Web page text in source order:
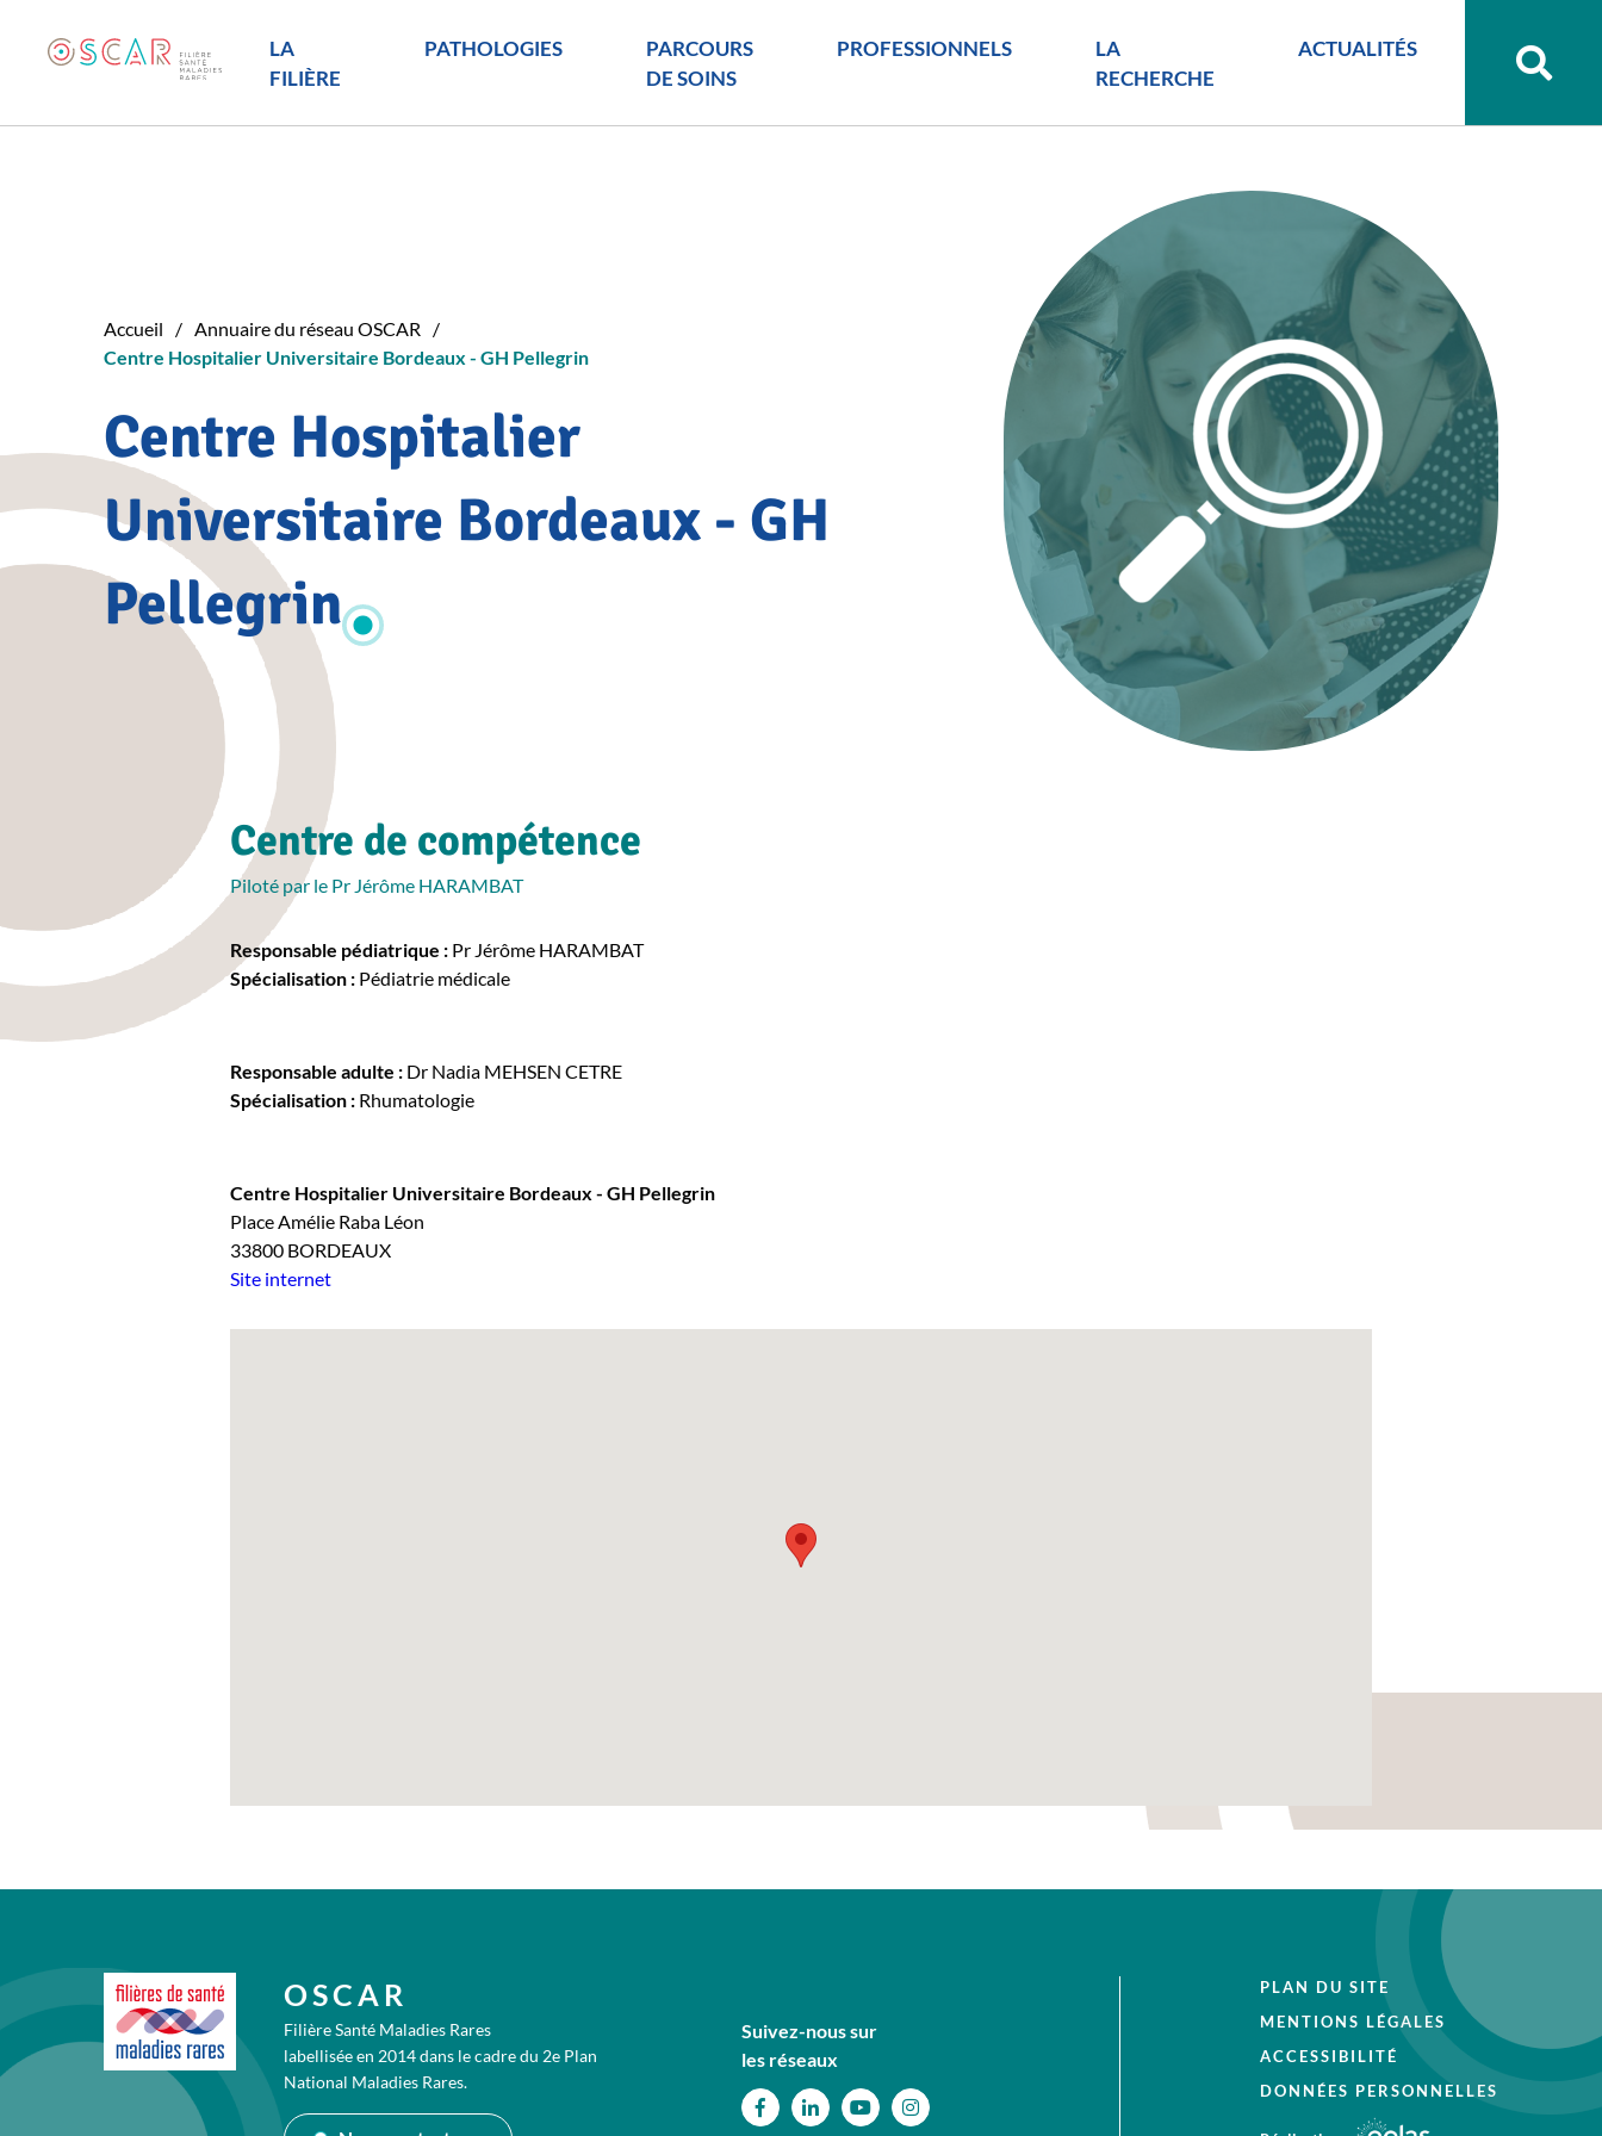
LA
FILIÈRE
PATHOLOGIES
PARCOURS
DE SOINS
PROFESSIONNELS
LA
RECHERCHE
ACTUALITÉS
sur
Accueil
Annuaire du réseau OSCAR
Centre Hospitalier Universitaire Bordeaux - GH Pellegrin
Centre Hospitalier
Universitaire Bordeaux - GH
Pellegrin
Centre de compétence
Piloté par le Pr Jérôme HARAMBAT
Responsable pédiatrique :Pr Jérôme HARAMBAT
Spécialisation :Pédiatrie médicale
Responsable adulte :Dr Nadia MEHSEN CETRE
Spécialisation :Rhumatologie
Centre Hospitalier Universitaire Bordeaux - GH Pellegrin
Place Amélie Raba Léon
33800 BORDEAUX
Site internet
OSCAR
Filière Santé Maladies Rares
labellisée en 2014 dans le cadre du 2e Plan
National Maladies Rares.
Suivez-nous sur
les réseaux
PLAN DU SITE
MENTIONS LÉGALES
ACCESSIBILITÉ
DONNÉES PERSONNELLES